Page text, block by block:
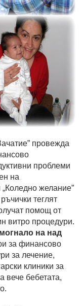
провежда
проблеми
на
желание”
теглят
помощ от
витро процедури.
на над
за финансово
за лечение,
клиники за
вече бебетата,